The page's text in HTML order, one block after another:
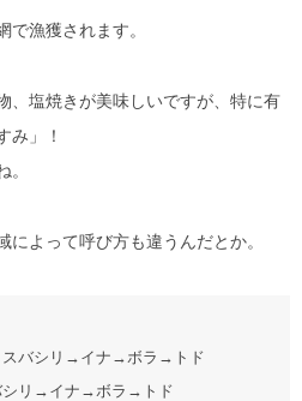
漁獲されます。
、塩焼きが美味しいですが、特に有
み」！
よって呼び方も違うんだとか。
バシリ→イナ→ボラ→トド
シリ→イナ→ボラ→トド